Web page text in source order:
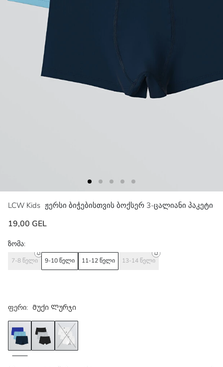
LCW Kids ჟერსი ბიჭებისთვის ბოქსერ 3-ცალიანი პაკეტი
19,00 GEL
ფერი: Მუქი Ლურჯი
ზომა:
7-8 წელი 9-10 წელი 11-12 წელი 13-14 წელი